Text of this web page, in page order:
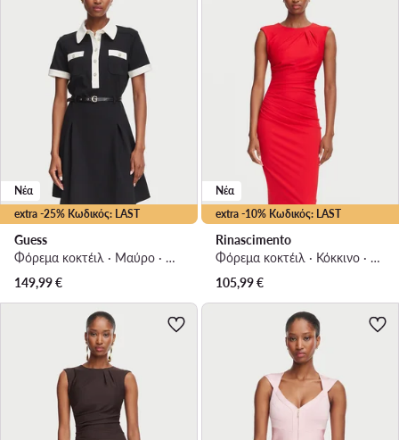
extra -25% Κωδικός: LAST
Νέα
Guess
Φόρεμα κοκτέιλ · Μαύρο · Mini
149,99€
extra -10% Κωδικός: LAST
Νέα
Rinascimento
Φόρεμα κοκτέιλ · Κόκκινο · Midi
105,99€